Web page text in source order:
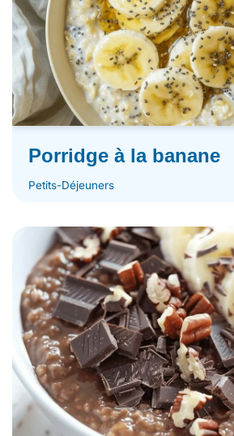
Porridge à la banane
Petits-Déjeuners